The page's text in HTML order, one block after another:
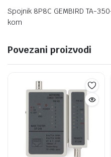
Spojnik 8P8C GEMBIRD TA-
kom
Povezani proizvodi